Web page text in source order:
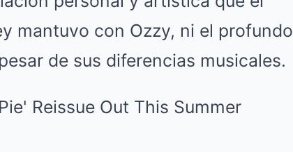
mantuvo con Ozzy, ni el profundo
de sus diferencias musicales.